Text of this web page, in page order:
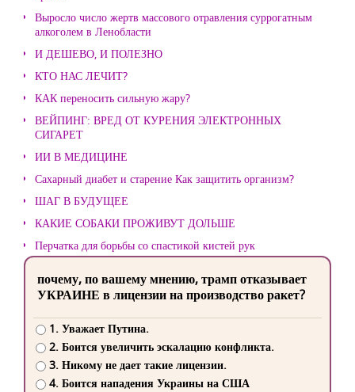
Выросло число жертв массового отравления суррогатным
алкоголем в Ленобласти
И ДЕШЕВО, И ПОЛЕЗНО
КТО НАС ЛЕЧИТ?
КАК переносить сильную жару?
ВЕЙПИНГ: ВРЕД ОТ КУРЕНИЯ ЭЛЕКТРОННЫХ
СИГАРЕТ
ИИ В МЕДИЦИНЕ
Сахарный диабет и старение Как защитить организм?
ШАГ В БУДУЩЕЕ
КАКИЕ СОБАКИ ПРОЖИВУТ ДОЛЬШЕ
Перчатка для борьбы со спастикой кистей рук
почему, по вашему мнению, трамп отказывает
УКРАИНЕ в лицензии на производство ракет?
1. Уважает Путина.
2. Боится увеличить эскалацию конфликта.
3. Никому не дает такие лицензии.
4. Боится нападения Украины на США